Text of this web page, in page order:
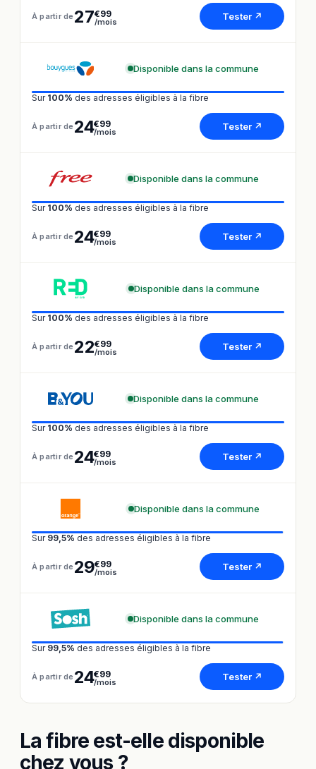
À partir de 27€99
/mois Tester ↗
Disponible dans la commune
Sur 100% des adresses éligibles à la fibre
À partir de 24€99
/mois Tester ↗
Disponible dans la commune
Sur 100% des adresses éligibles à la fibre
À partir de 24€99
/mois Tester ↗
Disponible dans la commune
Sur 100% des adresses éligibles à la fibre
À partir de 22€99
/mois Tester ↗
Disponible dans la commune
Sur 100% des adresses éligibles à la fibre
À partir de 24€99
/mois Tester ↗
Disponible dans la commune
Sur 99,5% des adresses éligibles à la fibre
À partir de 29€99
/mois Tester ↗
Disponible dans la commune
Sur 99,5% des adresses éligibles à la fibre
À partir de 24€99
/mois Tester ↗
La fibre est-elle disponible
chez vous ?